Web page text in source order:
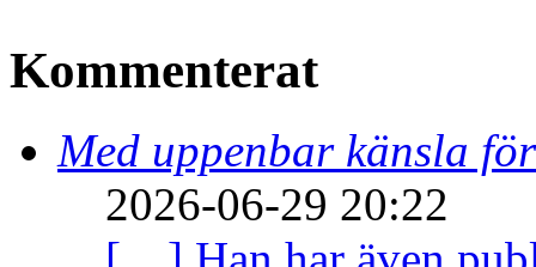
Kommenterat
Med uppenbar känsla
2026-06-29 20:22